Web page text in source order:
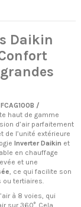
Daikin
/
haut de gamme
d’air parfaitement
de l’unité extérieure
Inverter Daikin et
en chauffage
et une
, ce qui facilite son
tertiaires.
à 8 voies, qui
sur 360°. Cela